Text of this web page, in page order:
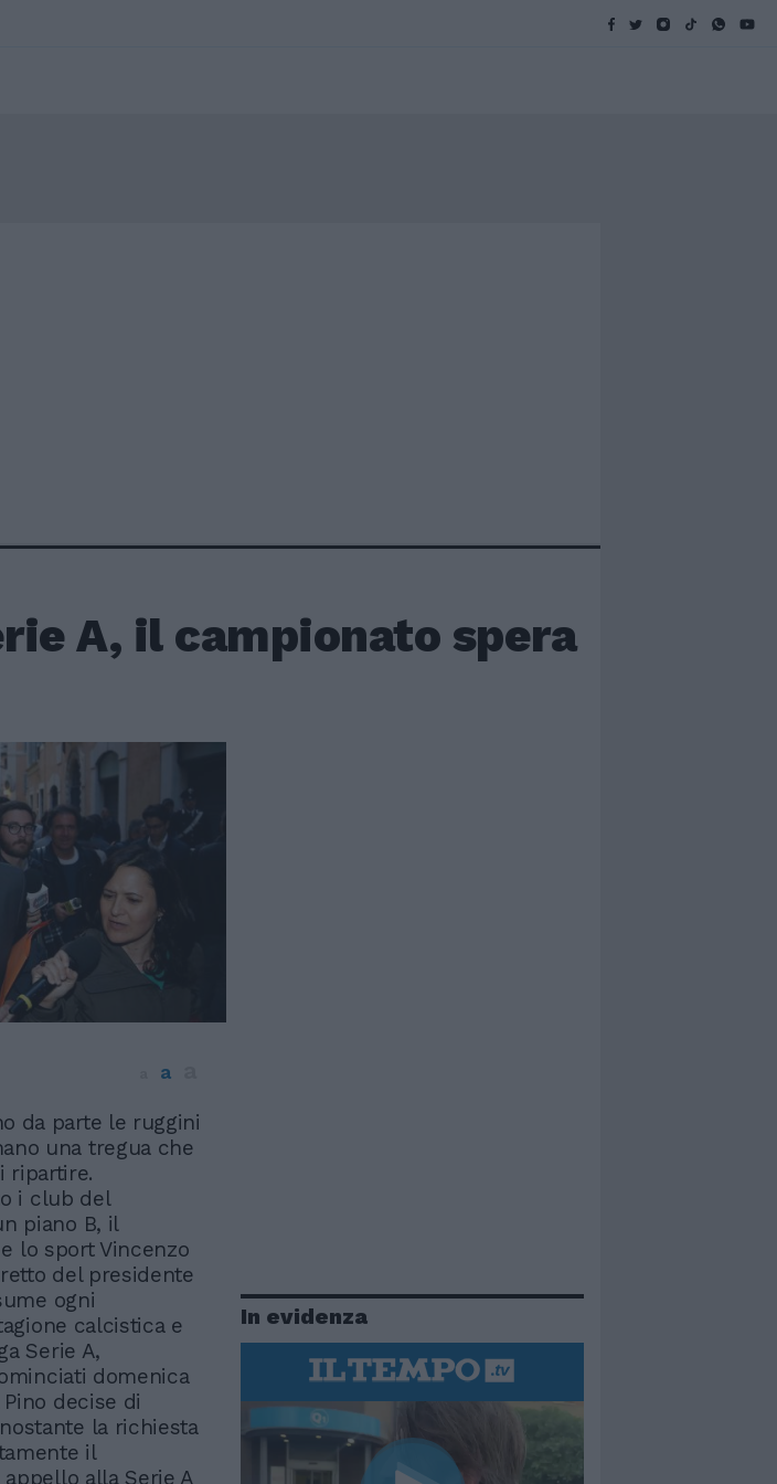
A, il campionato spera
a
da parte le ruggini
una tregua che
ripartire.
i club del
piano B, il
lo sport Vincenzo
del presidente
ogni
calcistica e
Serie A,
domenica
decise di
la richiesta
il
alla Serie A
In evidenza